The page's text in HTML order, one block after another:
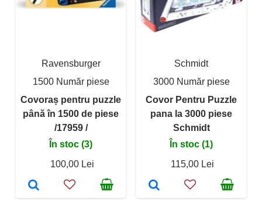
Ravensburger
1500 Număr piese
Covoraș pentru puzzle
până în 1500 de piese
/17959 /
În stoc (3)
100,00 Lei
Schmidt
3000 Număr piese
Covor Pentru Puzzle
pana la 3000 piese
Schmidt
În stoc (1)
115,00 Lei